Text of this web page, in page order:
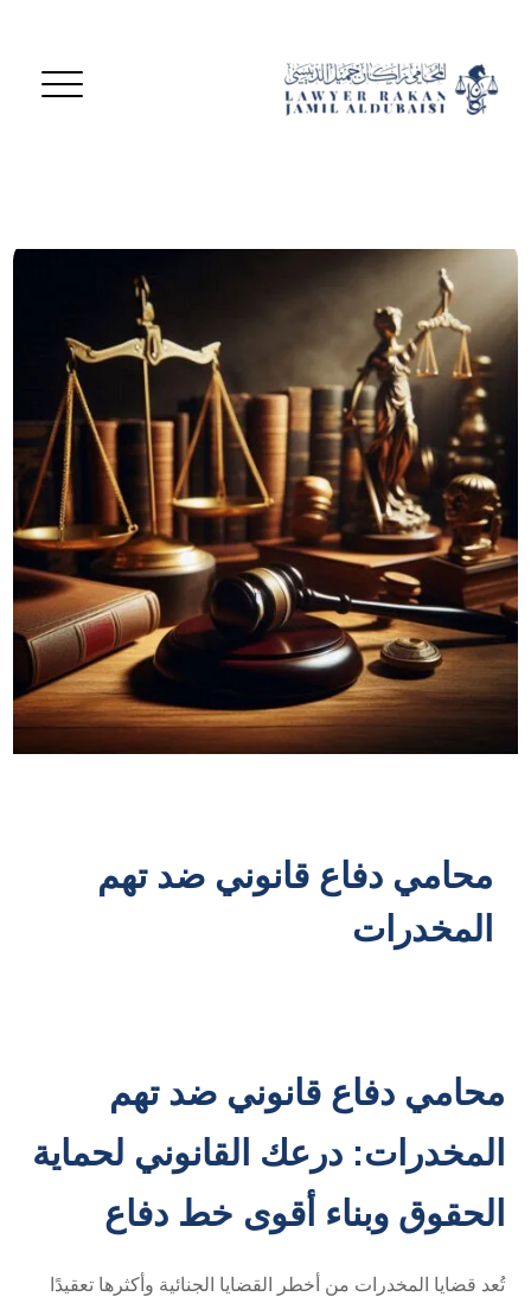
محامي دفاع قانوني ضد تهم
المخدرات
محامي دفاع قانوني ضد تهم
المخدرات: درعك القانوني لحماية
الحقوق وبناء أقوى خط دفاع
تُعد قضايا المخدرات من أخطر القضايا الجنائية وأكثرها تعقيدًا